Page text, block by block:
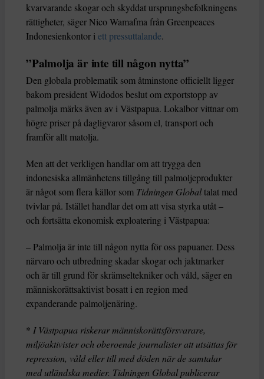
kvarvarande skogar och skyddat ursprungsbefolkningens
rättigheter, säger Nico Wamafma från Greenpeaces
Indonesienkontor i ett pressuttalande.
”Palmolja är inte till någon nytta”
Den globala problematik som åtminstone officiellt ligger
bakom president Widodos beslut om exportstopp av
palmolja märks även av i Västpapua. Lokalbor vittnar om
högre priser på dagligvaror såsom el, transport och
framför allt matolja.
Men att det verkligen handlar om att trygga den
indonesiska allmänhetens tillgång till palmoljeprodukter
är något som flera källor som Tidningen Globaltalat med
tvivlar på. Istället handlar det om att visa styrka utåt –
och fortsätta ekonomisk exploatering i Västpapua:
– Palmolja är inte till någon nytta för oss papuaner. Dess
närvaro och utbredning skadar skogar och jaktmarker
och är till grund för skrämseltekniker och våld, säger en
människorättsaktivist bosatt i en region med
expanderande palmoljenäring.
* I Västpapua riskerar människorättsförsvarare,
miljöaktivister och oberoende journalister att utsättas för
repression, våld eller till med döden när de samtalar
med utländska medier. Tidningen Global publicerar